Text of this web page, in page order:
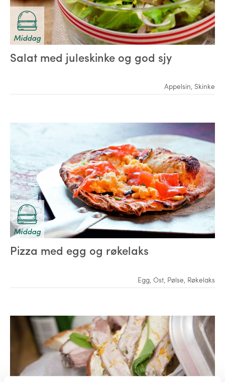
Middag
Salat med juleskinke og god sjy
Appelsin, Skinke
Middag
Pizza med egg og røkelaks
Egg Ost Pølse Røkelaks